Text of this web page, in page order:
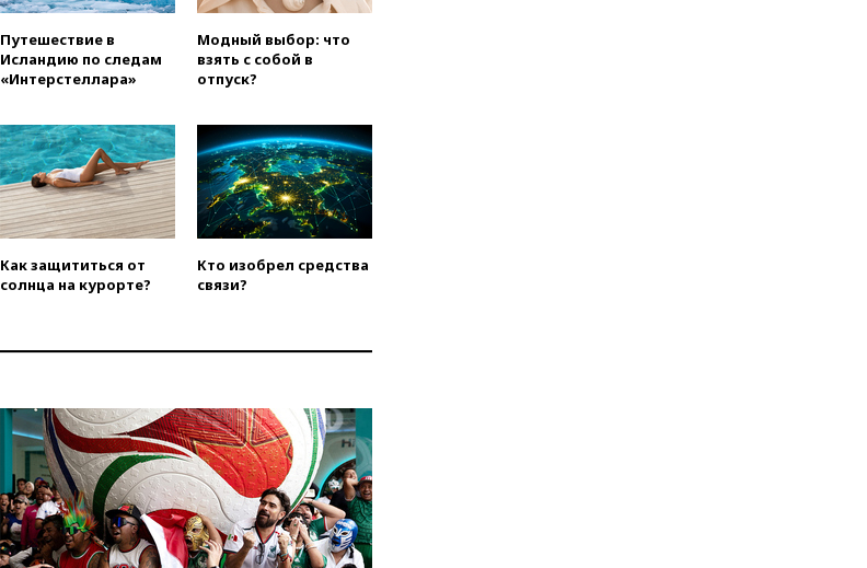
отказал Украине в
использовании Starlink для
атак вглубь РФ
складе в Брянске возбудили
уголовное дело
вчера, 21:26Лидеры сборной
РФ по гимнастике получили
официальный отказ в визах от
вчера, 21:15 Пентагон
вчера, 21:00На границе
вчера, 20:53Швыдкой:
«Интервидение» точно
пройдет в 2026 году
вчера, 20:45 ПВО за день
сбила еще 75 украинских
беспилотников над Россией
Путешествие в
Исландию по следам
«Интерстеллара»
Модный выбор: что
взять с собой в
отпуск?
Как защититься от
солнца на курорте?
Кто изобрел средства
связи?